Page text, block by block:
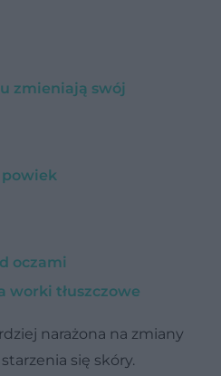
zmieniają swój
oczami
worki tłuszczowe
narażona na zmiany
się skóry.